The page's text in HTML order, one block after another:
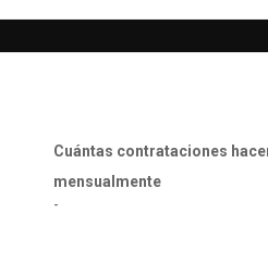
Cuántas contrataciones
mensualmente
-